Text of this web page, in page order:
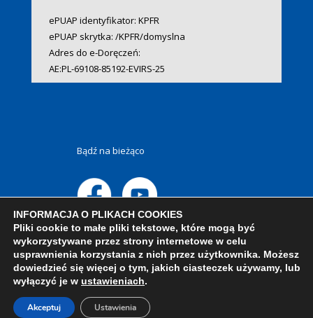
ePUAP identyfikator: KPFR
ePUAP skrytka: /KPFR/domyslna
Adres do e-Doręczeń:
AE:PL-69108-85192-EVIRS-25
Bądź na bieżąco
INFORMACJA O PLIKACH COOKIES
Pliki cookie to małe pliki tekstowe, które mogą być
wykorzystywane przez strony internetowe w celu
usprawnienia korzystania z nich przez użytkownika. Możesz
dowiedzieć się więcej o tym, jakich ciasteczek używamy, lub
wyłączyć je w ustawieniach.
Akceptuj Ustawienia